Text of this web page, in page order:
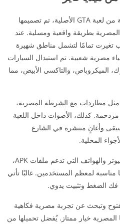
تحميل جاتا مصريه هي نسخة معدلة من لعبة GTA الأصلية، تم تصميمها
بطريقة واقعية ومسلية. عند
تغيرت تمامًا لتشمل مناطق شهيرة
مصرية شعبية. تم استبدال السيارات
الميكروباص، والتاكسي الأبيض، مما
مثل مطاردات مع الشرطة المصرية،
كذلك، الأصوات داخل اللعبة
وأغانٍ منتشرة في الشارع
المحلية.
اللعبة تعمل على أغلب أجهزة الكمبيوتر والهواتف التي تدعم ملفات APK،
مناسبة لمعظم المستخدمين. غالبًا تأتي
فك الضغط وتثبيت يدوي.
وتبحث عن تجربة مصرية فكاهية
المصرية خيار ممتاز. يُفضل تحميلها من